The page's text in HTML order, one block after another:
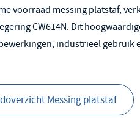
voorraad messing platstaf,
CW614N. Dit
industrieel gebruik
Messing platstaf